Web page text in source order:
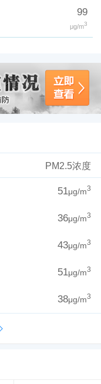
99
μg/m3
PM2.5浓度
51μg/m3
36μg/m3
43μg/m3
51μg/m3
38μg/m3